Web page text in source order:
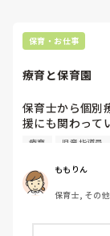
保育・お仕事
療育と保育園
保育士から個別
援にも関わって
現場に行く中
と思う場面があ
そのような経
療育 児童指導員
ももりん
保育士, その